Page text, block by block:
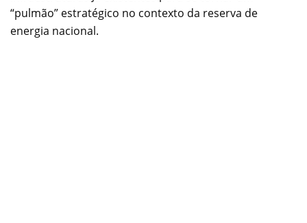
“pulmão” estratégico no contexto da reserva de
energia nacional.